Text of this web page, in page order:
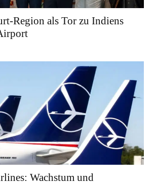
Region als Tor zu Indiens
Wachstum und